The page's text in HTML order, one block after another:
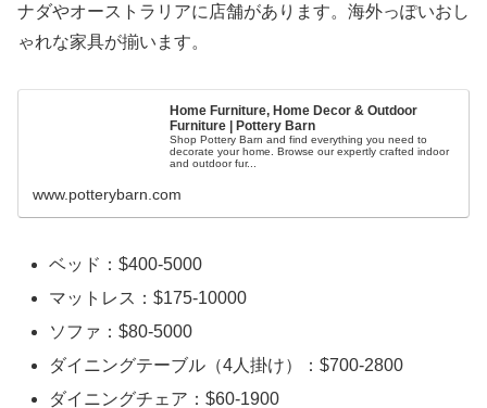
ナダやオーストラリアに店舗があります。海外っぽいおし
ゃれな家具が揃います。
Home Furniture, Home Decor & Outdoor
Furniture | Pottery Barn
Shop Pottery Barn and find everything you need to
decorate your home. Browse our expertly crafted indoor
and outdoor fur...
www.potterybarn.com
ベッド：$400-5000
マットレス：$175-10000
ソファ：$80-5000
ダイニングテーブル（4人掛け）：$700-2800
ダイニングチェア：$60-1900